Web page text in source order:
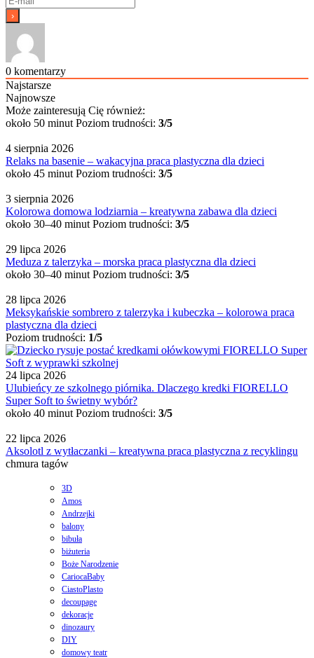
0 komentarzy
Najstarsze
Najnowsze
Może zainteresują Cię również:
około 50 minut Poziom trudności: 3/5
4 sierpnia 2026
Relaks na basenie – wakacyjna praca plastyczna dla dzieci
około 45 minut Poziom trudności: 3/5
3 sierpnia 2026
Kolorowa domowa lodziarnia – kreatywna zabawa dla dzieci
około 30–40 minut Poziom trudności: 3/5
29 lipca 2026
Meduza z talerzyka – morska praca plastyczna dla dzieci
około 30–40 minut Poziom trudności: 3/5
28 lipca 2026
Meksykańskie sombrero z talerzyka i kubeczka – kolorowa praca
plastyczna dla dzieci
Poziom trudności: 1/5
24 lipca 2026
Ulubieńcy ze szkolnego piórnika. Dlaczego kredki FIORELLO
Super Soft to świetny wybór?
około 40 minut Poziom trudności: 3/5
22 lipca 2026
Aksolotl z wytłaczanki – kreatywna praca plastyczna z recyklingu
chmura tagów
3D
Amos
Andrzejki
balony
bibuła
biżuteria
Boże Narodzenie
CariocaBaby
CiastoPlasto
decoupage
dekoracje
dinozaury
DIY
domowy teatr